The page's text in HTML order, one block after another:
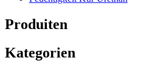
Produiten
Kategorien